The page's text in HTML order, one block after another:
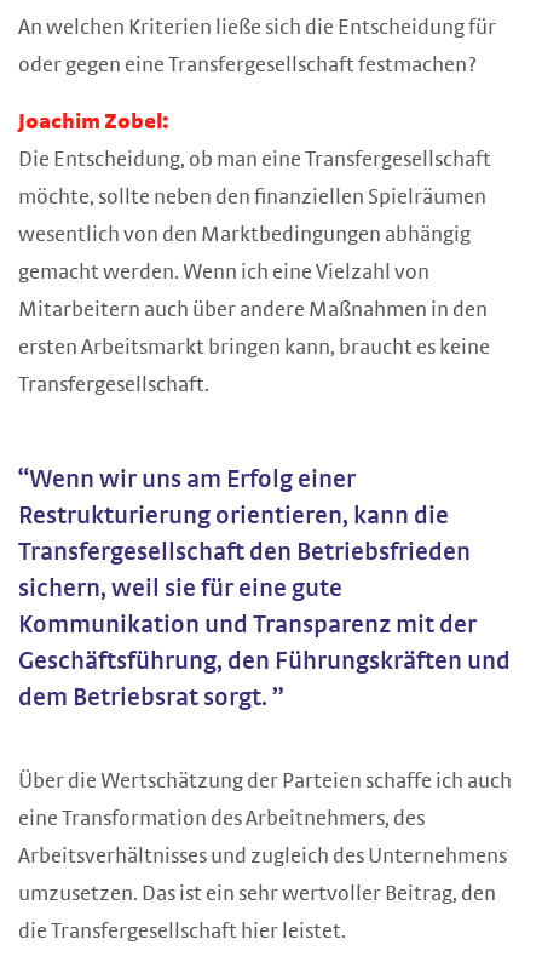
An welchen Kriterien ließe sich die Entscheidung für
oder gegen eine Transfergesellschaft festmachen?
Joachim Zobel:
Die Entscheidung, ob man eine Transfergesellschaft
möchte, sollte neben den finanziellen Spielräumen
wesentlich von den Marktbedingungen abhängig
gemacht werden. Wenn ich eine Vielzahl von
Mitarbeitern auch über andere Maßnahmen in den
ersten Arbeitsmarkt bringen kann, braucht es keine
Transfergesellschaft.
“Wenn wir uns am Erfolg einer
Restrukturierung orientieren, kann die
Transfergesellschaft den Betriebsfrieden
sichern, weil sie für eine gute
Kommunikation und Transparenz mit der
Geschäftsführung, den Führungskräften und
dem Betriebsrat sorgt. ”
Über die Wertschätzung der Parteien schaffe ich auch
eine Transformation des Arbeitnehmers, des
Arbeitsverhältnisses und zugleich des Unternehmens
umzusetzen. Das ist ein sehr wertvoller Beitrag, den
die Transfergesellschaft hier leistet.